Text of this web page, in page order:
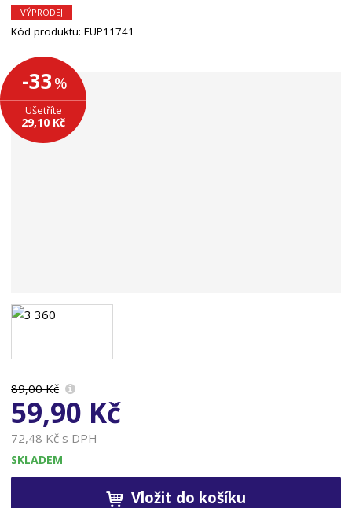
n
a
VÝPRODEJ
Kód produktu:EUP11741
-33%
Ušetříte
29,10 Kč
89,00 Kč
59,90 Kč
72,48 Kč s DPH
SKLADEM
Vložit do košíku